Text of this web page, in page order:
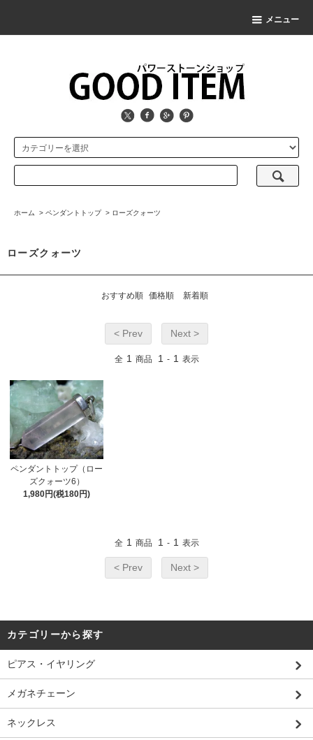
メニュー
ホーム > ペンダントトップ > ローズクォーツ
ローズクォーツ
おすすめ順 価格順 新着順
< Prev Next >
全 1 商品 1 - 1 表示
ペンダントトップ（ロー
ズクォーツ6）
1,980円(税180円)
全 1 商品 1 - 1 表示
< Prev Next >
カテゴリーから探す
ピアス・イヤリング
メガネチェーン
ネックレス